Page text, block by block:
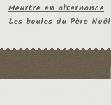
Meurtre en alternance
Les boules du Père Noël